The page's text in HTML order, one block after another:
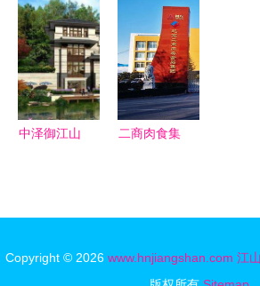
心间——江
山重工集团
上演火灾应
急救援实景
演练
手笔如何重
塑江山瓮福
循环经济新
图景
中泽御江山
二商肉食集
基石
Copyright © 2026 www.hnjiangshan.com 江